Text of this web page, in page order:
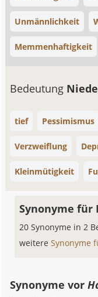
Unmännlichkeit
Memmenhaftigkeit
Bedeutung
tief Pessimismus
Verzweiflung
Kleinmütigkeit
Synonyme für
20 Synonyme in 2
weitereSynonyme
Synonyme vor